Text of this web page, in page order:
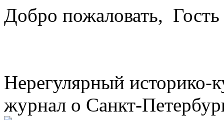
Добро пожаловать, Гость
Нерегулярный историко-
журнал о Санкт-